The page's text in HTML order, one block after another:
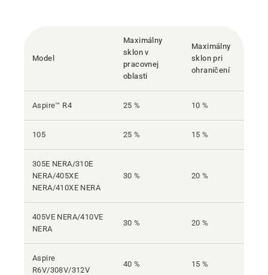
Model
Maximálny
sklon v
pracovnej
oblasti
Maximálny
sklon pri
ohraničení
Aspire™ R4 25 % 10 %
105 25 % 15 %
305E NERA/310E
NERA/405XE
NERA/410XE NERA
30 % 20 %
405VE NERA/410VE
NERA
30 % 20 %
Aspire
R6V/308V/312V
40 % 15 %